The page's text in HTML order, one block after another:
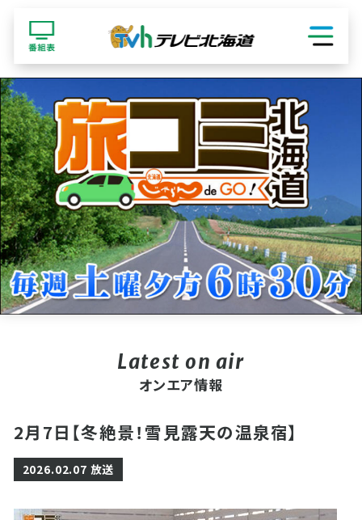
オンエア情報
2月7日【冬絶景！雪見露天の温泉宿】
2026.02.07 放送